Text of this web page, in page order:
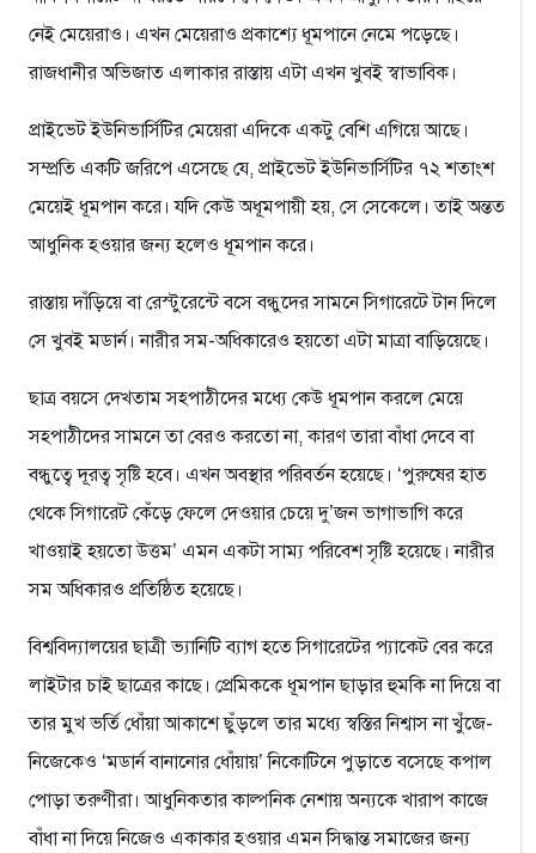
নেই মেয়েরাও। এখন মেয়েরাও প্রকাশ্যে ধূমপানে নেমে পড়েছে।
রাজধানীর অভিজাত এলাকার রাস্তায় এটা এখন খুবই স্বাভাবিক।
প্রাইভেট ইউনিভার্সিটির মেয়েরা এদিকে একটু বেশি এগিয়ে আছে।
সম্প্রতি একটি জরিপে এসেছে যে, প্রাইভেট ইউনিভার্সিটির ৭২ শতাংশ
মেয়েই ধূমপান করে। যদি কেউ অধূমপায়ী হয়, সে সেকেলে। তাই অন্তত
আধুনিক হওয়ার জন্য হলেও ধূমপান করে।
রাস্তায় দাঁড়িয়ে বা রেস্টুরেন্টে বসে বন্ধুদের সামনে সিগারেটে টান দিলে
সে খুবই মডার্ন। নারীর সম-অধিকারেও হয়তো এটা মাত্রা বাড়িয়েছে।
ছাত্র বয়সে দেখতাম সহপাঠীদের মধ্যে কেউ ধূমপান করলে মেয়ে
সহপাঠীদের সামনে তা বেরও করতো না, কারণ তারা বাঁধা দেবে বা
বন্ধুত্বে দূরত্ব সৃষ্টি হবে। এখন অবস্থার পরিবর্তন হয়েছে। ‘পুরুষের হাত
থেকে সিগারেট কেঁড়ে ফেলে দেওয়ার চেয়ে দু’জন ভাগাভাগি করে
খাওয়াই হয়তো উত্তম’ এমন একটা সাম্য পরিবেশ সৃষ্টি হয়েছে। নারীর
সম অধিকারও প্রতিষ্ঠিত হয়েছে।
বিশ্ববিদ্যালয়ের ছাত্রী ভ্যানিটি ব্যাগ হতে সিগারেটের প্যাকেট বের করে
লাইটার চাই ছাত্রের কাছে। প্রেমিককে ধূমপান ছাড়ার হুমকি না দিয়ে বা
তার মুখ ভর্তি ধোঁয়া আকাশে ছুঁড়লে তার মধ্যে স্বস্তির নিশ্বাস না খুঁজে-
নিজেকেও ‘মডার্ন বানানোর ধোঁয়ায়’ নিকোটিনে পুড়াতে বসেছে কপাল
পোড়া তরুণীরা। আধুনিকতার কাল্পনিক নেশায় অন্যকে খারাপ কাজে
বাঁধা না দিয়ে নিজেও একাকার হওয়ার এমন সিদ্ধান্ত সমাজের জন্য